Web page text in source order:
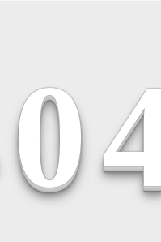
0